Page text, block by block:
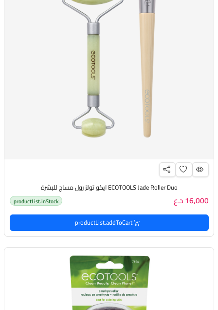
ECOTOOLS Jade Roller Duo ايكو تولز رول مساج للبشرة
16,000 د.ع productList.inStock
productList.addToCart